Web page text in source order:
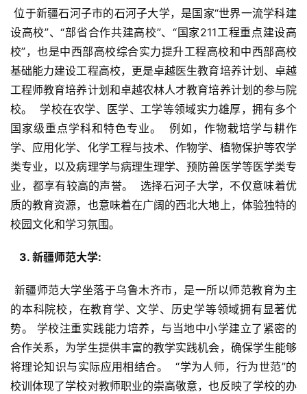
位于新疆石河子市的石河子大学，是国家“世界一流学科建
设高校”、“部省合作共建高校”、“国家211工程重点建设高
校”，也是中西部高校综合实力提升工程高校和中西部高校
基础能力建设工程高校，更是卓越医生教育培养计划、卓越
工程师教育培养计划和卓越农林人才教育培养计划的参与院
校。  学校在农学、医学、工学等领域实力雄厚，拥有多个
国家级重点学科和特色专业。  例如，作物栽培学与耕作
学、应用化学、化学工程与技术、作物学、植物保护等农学
类专业，以及病理学与病理生理学、预防兽医学等医学类专
业，都享有较高的声誉。  选择石河子大学，不仅意味着优
质的教育资源，也意味着在广阔的西北大地上，体验独特的
校园文化和学习氛围。
  3. 新疆师范大学:
的本科院校，在教育学、文学、历史学等领域拥有显著优
势。 学校注重实践能力培养，与当地中小学建立了紧密的
合作关系，为学生提供丰富的教学实践机会，确保学生能够
将理论知识与实际应用相结合。  “学为人师，行为世范”的
校训体现了学校对教师职业的崇高敬意，也反映了学校的办